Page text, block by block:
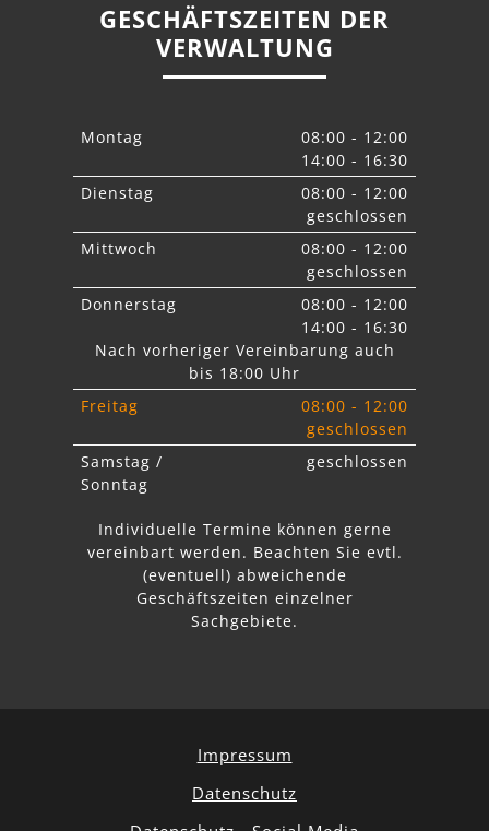
GESCHÄFTSZEITEN DER
VERWALTUNG
Montag
08:00 - 12:00
14:00 - 16:30
Dienstag
08:00 - 12:00
geschlossen
Mittwoch
08:00 - 12:00
geschlossen
Donnerstag
08:00 - 12:00
14:00 - 16:30
Nach vorheriger Vereinbarung auch
bis 18:00 Uhr
Freitag
08:00 - 12:00
geschlossen
Samstag /
Sonntag
geschlossen
Individuelle Termine können gerne
vereinbart werden. Beachten Sie evtl.
abweichende
Geschäftszeiten einzelner
Sachgebiete.
Impressum
Datenschutz